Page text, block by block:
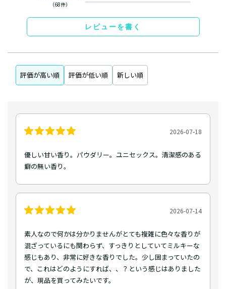
（68件）
レビューを書く
評価が高い順 評価が低い順 新しい順
2026-07-18
優しい甘い香り。パウダリー。ユニセックス。清潔感のある
癖の無い香り。
2026-07-14
素人なので何かは分かりませんがとても複雑に色々な香りが
混ざっているにも関わらず、すっきりとしていてミルキーな
感じもあり、非常に好きな香りでした。少し固まっていたの
で、これはどのようにすれば、、？という感じはありました
が、現品を買ってみたいです。